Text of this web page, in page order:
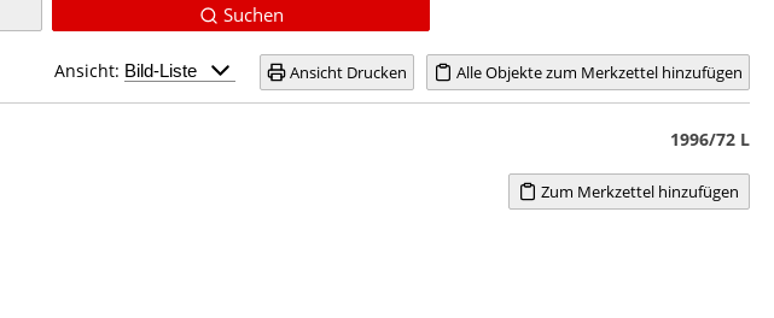
Suchen
Alle Objekte zum Merkzettel hinzufügen
Ansicht Drucken
Ansicht:
1996/72 L
Zum Merkzettel hinzufügen